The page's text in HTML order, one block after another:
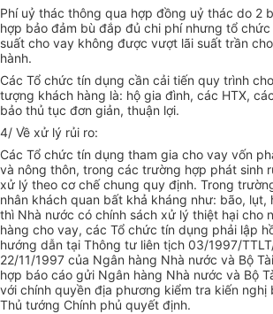
Phí uỷ thác thông qua hợp đồng uỷ thác do 2
hợp bảo đảm bù đắp đủ chi phí nhưng tổ
suất cho vay không được vượt lãi suất trần
hành.
Các Tổ chức tín dụng cần cải tiến quy trình
tượng khách hàng là: hộ gia đình, các HTX,
bảo thủ tục đơn giản, thuận lợi.
4/ Về xử lý rủi ro:
Các Tổ chức tín dụng tham gia cho vay vốn
và nông thôn, trong các trường hợp phát sinh
xử lý theo cơ chế chung quy định. Trong
nhân khách quan bất khả kháng như: bão, lụt,
thì Nhà nước có chính sách xử lý thiệt hại cho
hàng cho vay, các Tổ chức tín dụng phải lập
hướng dẫn tại Thông tư liên tịch 03/1997/
22/11/1997 của Ngân hàng Nhà nước và Bộ
hợp báo cáo gửi Ngân hàng Nhà nước và Bộ
với chính quyền địa phương kiểm tra kiến nghị
Thủ tướng Chính phủ quyết định.